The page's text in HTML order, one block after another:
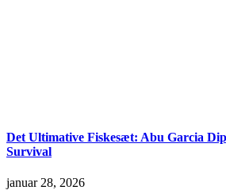
Det Ultimative Fiskesæt: Abu Garcia
Survival
januar 28, 2026